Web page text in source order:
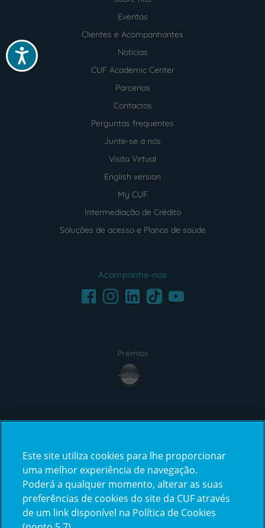
Acessibilidade
Eventos
Clientes e Acompanhantes
Notícias
CUF Academic Center
Parcerias
Contactos
Perguntas frequentes
Junte-se a nós
Visita Virtual
English version
My CUF
Intermediação de Crédito
Soluções de acesso e Planos de saúde
Acompanhe-nos
FacebookInstagramLinkedInTikTokYoutube
Prémios
award4
certification2certification3
Este site utiliza cookies para lhe proporcionar
uma melhor experiência de navegação.
Poderá a qualquer momento, alterar as suas
preferências de cookies do site da CUF através
de um link disponível na Política de Cookies